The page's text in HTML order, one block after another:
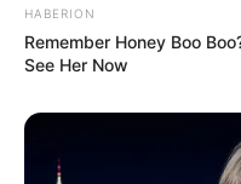
HABERION
Remember Honey Boo
See Her Now